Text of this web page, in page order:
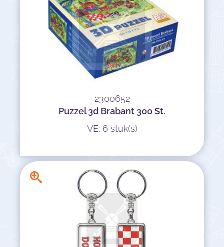
2300652
Puzzel 3d Brabant 300 St.
VE: 6 stuk(s)